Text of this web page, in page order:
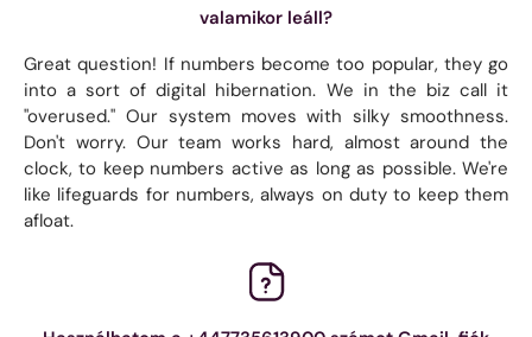
valamikor leáll?
Great question! If numbers become too popular, they go
into a sort of digital hibernation. We in the biz call it
"overused." Our system moves with silky smoothness.
Don't worry. Our team works hard, almost around the
clock, to keep numbers active as long as possible. We're
like lifeguards for numbers, always on duty to keep them
afloat.